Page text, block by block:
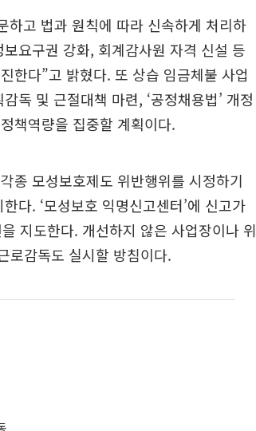
하고 법과 원칙에 따라 신속하게 처리하
요구권 강화, 회계감사원 자격 신설 등
한다”고 밝혔다. 또 상습 임금체불 사업
독 및 근절대책 마련, ‘공정채용법’ 개정
책역량을 집중할 계획이다.
종 모성보호제도 위반행위를 시정하기
다. ‘모성보호 익명신고센터’에 신고가
지도한다. 개선하지 않은 사업장이나 위
로감독도 실시할 방침이다.